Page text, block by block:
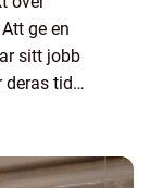
ge en
sitt jobb
tid